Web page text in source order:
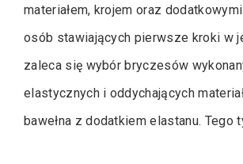
materiałem, krojem oraz
osób stawiających pierwsze kroki w
zaleca się wybór bryczesów
elastycznych i oddychających
bawełna z dodatkiem elastanu. Tego